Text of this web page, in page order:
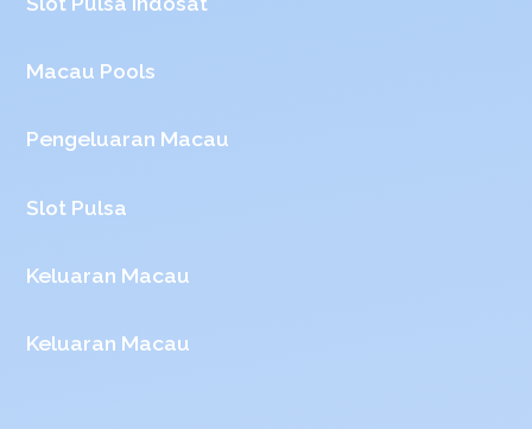
Macau Pools
Pengeluaran Macau
Slot Pulsa
Keluaran Macau
Keluaran Macau